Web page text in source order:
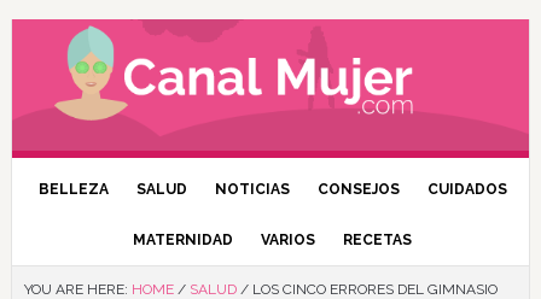
BELLEZA SALUD NOTICIAS CONSEJOS CUIDADOS
MATERNIDAD VARIOS RECETAS
YOU ARE HERE: HOME / SALUD /LOS CINCO ERRORES DEL GIMNASIO